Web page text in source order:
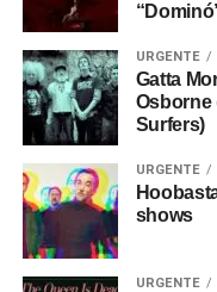
URGENTE
Gatta
Osborne
Surfers)
URGENTE
shows
URGENTE